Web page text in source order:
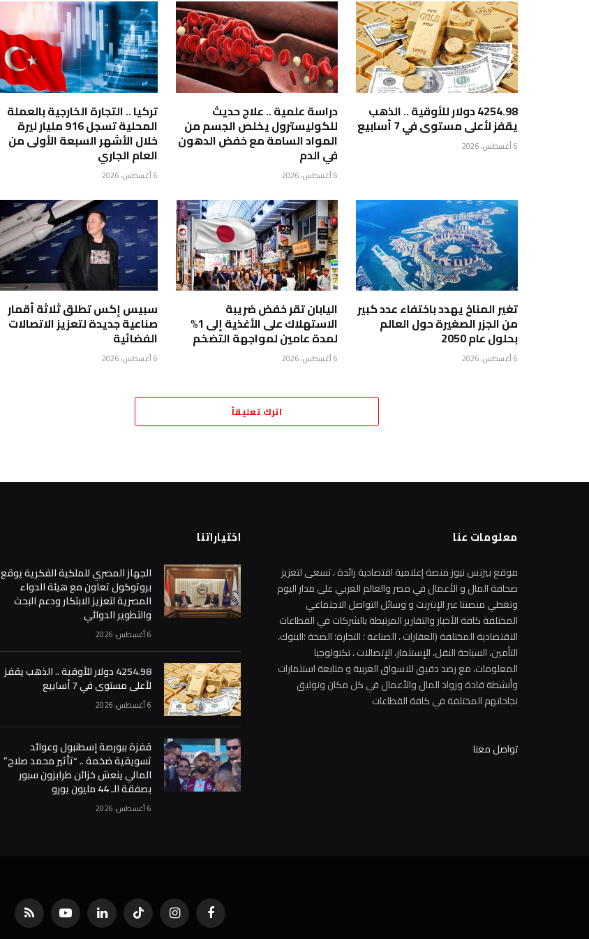
4254.98 دولار للأوقية .. الذهب
يقفز لأعلى مستوى في 7 أسابيع
6 أغسطس، 2026
دراسة علمية .. علاج حديث
للكوليسترول يخلص الجسم من
المواد السامة مع خفض الدهون
في الدم
6 أغسطس، 2026
تركيا .. التجارة الخارجية بالعملة
المحلية تسجل 916 مليار ليرة
خلال الأشهر السبعة الأولى من
العام الجاري
6 أغسطس، 2026
تغير المناخ يهدد باختفاء عدد كبير
من الجزر الصغيرة حول العالم
بحلول عام 2050
6 أغسطس، 2026
اليابان تقر خفض ضريبة
الاستهلاك على الأغذية إلى 1%
لمدة عامين لمواجهة التضخم
6 أغسطس، 2026
سبيس إكس تطلق ثلاثة أقمار
صناعية جديدة لتعزيز الاتصالات
الفضائية
6 أغسطس، 2026
اترك تعليقاً
معلومات عنا
موقع بيزنس نيوز منصة إعلامية اقتصادية رائدة ، تسعى لتعزيز
صحافة المال و الأعمال في مصر والعالم العربي على مدار اليوم
وتغطي منصتنا عبر الإنترنت و وسائل التواصل الاجتماعي
المختلفة كافة الأخبار والتقارير المرتبطة بالشركات في القطاعات
الاقتصادية المختلفة (العقارات ، الصناعة ؛ التجارة؛ الصحة ؛البنوك،
التأمين، السياحة النقل، الإستثمار، الإتصالات ، تكنولوجيا
المعلومات، مع رصد دقيق للاسواق العربية و متابعة استثمارات
وأنشطة قادة ورواد المال والأعمال في كل مكان وتوثيق
نجاحاتهم المختلفة في كافة القطاعات
تواصل معنا
اختياراتنا
الجهاز المصري للملكية الفكرية يوقع
بروتوكول تعاون مع هيئة الدواء
المصرية لتعزيز الابتكار ودعم البحث
والتطوير الدوائي
6 أغسطس، 2026
4254.98 دولار للأوقية .. الذهب يقفز
لأعلى مستوى في 7 أسابيع
6 أغسطس، 2026
قفزة ببورصة إسطنبول وعوائد
تسويقية ضخمة .. “تأثير محمد صلاح”
المالي ينعش خزائن طرابزون سبور
بصفقة الـ 44 مليون يورو
6 أغسطس، 2026
فيسبوك الانستغرامتيكتوك لينكدإن يوتيوب RSS